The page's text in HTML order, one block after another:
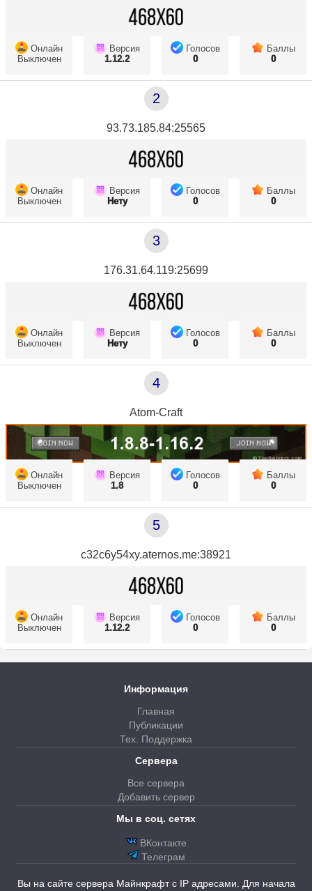
Онлайн
Выключен
Версия
1.12.2
Голосов
0
Баллы
0
2
93.73.185.84:25565
Онлайн
Выключен
Версия
Нету
Голосов
0
Баллы
0
3
176.31.64.119:25699
Онлайн
Выключен
Версия
Нету
Голосов
0
Баллы
0
4
Atom-Craft
Онлайн
Выключен
Версия
1.8
Голосов
0
Баллы
0
5
c32c6y54xy.aternos.me:38921
Онлайн
Выключен
Версия
1.12.2
Голосов
0
Баллы
0
Информация
Главная
Публикации
Тех. Поддержка
Сервера
Все сервера
Добавить сервер
Мы в соц. сетях
ВКонтакте
Телеграм
Вы на сайте сервера Майнкрафт с IP адресами. Для начала